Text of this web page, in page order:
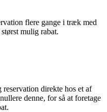
flere gange i træk med
mulig rabat.
direkte hos et af
denne, for så at foretage